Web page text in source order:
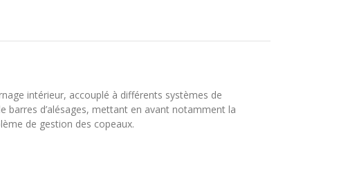
intérieur, accouplé à différents systèmes de
d’alésages, mettant en avant notamment la
de gestion des copeaux.